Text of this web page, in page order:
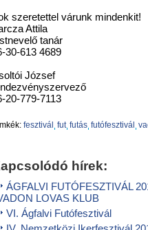
szeretettel várunk mindenkit!
Attila
tanár
30-613 4689
József
20-779-7113
fesztivál fut futás futófesztivál
hírek:
ÁGFALVI FUTÓFESZTIVÁL
LOVAS KLUB
VI. Ágfalvi Futófesztivál